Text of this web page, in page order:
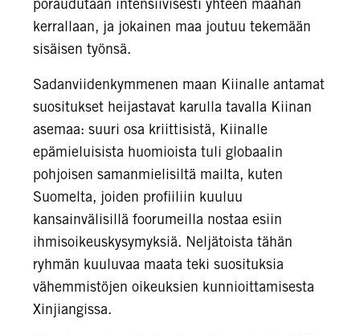
poraudutaan intensiivisesti yhteen maahan
kerrallaan, ja jokainen maa joutuu tekemään
sisäisen työnsä.
Sadanviidenkymmenen maan Kiinalle antamat
suositukset heijastavat karulla tavalla Kiinan
asemaa: suuri osa kriittisistä, Kiinalle
epämieluisista huomioista tuli globaalin
pohjoisen samanmielisiltä mailta, kuten
Suomelta, joiden profiiliin kuuluu
kansainvälisillä foorumeilla nostaa esiin
ihmisoikeuskysymyksiä. Neljätoista tähän
ryhmän kuuluvaa maata teki suosituksia
vähemmistöjen oikeuksien kunnioittamisesta
Xinjiangissa.